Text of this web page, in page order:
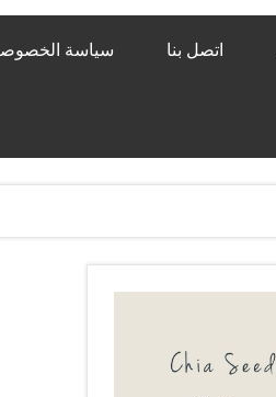
اتصل بنا سياسة